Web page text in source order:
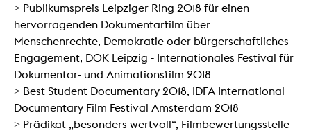
> Publikumspreis Leipziger Ring 2018 für einen
hervorragenden Dokumentarfilm über
Menschenrechte, Demokratie oder bürgerschaftliches
Engagement, DOK Leipzig - Internationales Festival für
Dokumentar- und Animationsfilm 2018
> Best Student Documentary 2018, IDFA International
Documentary Film Festival Amsterdam 2018
​​​​​​​> Prädikat „besonders wertvoll“, Filmbewertungsstelle